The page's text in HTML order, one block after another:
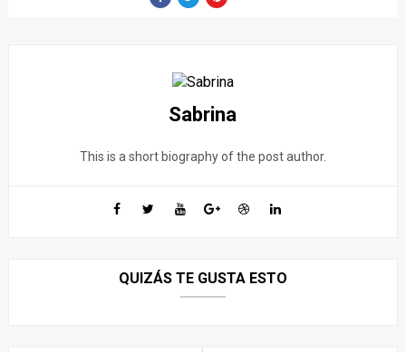
Sabrina
This is a short biography of the post author.
QUIZÁS TE GUSTA ESTO